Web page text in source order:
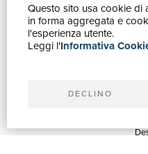
Questo sito usa cookie di
in forma aggregata e
l'esperienza utente.
Leggi l'Informativa
DECLINO